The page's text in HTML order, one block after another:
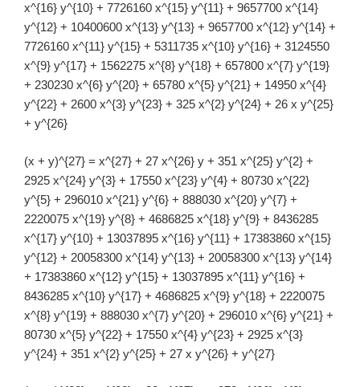
x^{16} y^{10} + 7726160 x^{15} y^{11} + 9657700 x^{14}
y^{12} + 10400600 x^{13} y^{13} + 9657700 x^{12} y^{14} +
7726160 x^{11} y^{15} + 5311735 x^{10} y^{16} + 3124550
x^{9} y^{17} + 1562275 x^{8} y^{18} + 657800 x^{7} y^{19}
+ 230230 x^{6} y^{20} + 65780 x^{5} y^{21} + 14950 x^{4}
y^{22} + 2600 x^{3} y^{23} + 325 x^{2} y^{24} + 26 x y^{25}
+ y^{26}
(x + y)^{27} = x^{27} + 27 x^{26} y + 351 x^{25} y^{2} +
2925 x^{24} y^{3} + 17550 x^{23} y^{4} + 80730 x^{22}
y^{5} + 296010 x^{21} y^{6} + 888030 x^{20} y^{7} +
2220075 x^{19} y^{8} + 4686825 x^{18} y^{9} + 8436285
x^{17} y^{10} + 13037895 x^{16} y^{11} + 17383860 x^{15}
y^{12} + 20058300 x^{14} y^{13} + 20058300 x^{13} y^{14}
+ 17383860 x^{12} y^{15} + 13037895 x^{11} y^{16} +
8436285 x^{10} y^{17} + 4686825 x^{9} y^{18} + 2220075
x^{8} y^{19} + 888030 x^{7} y^{20} + 296010 x^{6} y^{21} +
80730 x^{5} y^{22} + 17550 x^{4} y^{23} + 2925 x^{3}
y^{24} + 351 x^{2} y^{25} + 27 x y^{26} + y^{27}